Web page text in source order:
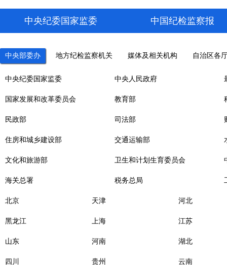
中央纪委国家监委 中国纪检监察报
中央部委办 地方纪检监察机关 媒体及相关机构 自治区各
中央纪委国家监委 中央人民政府
国家发展和改革委员会 教育部
民政部 司法部
住房和城乡建设部 交通运输部
文化和旅游部 卫生和计划生育委员会
海关总署 税务总局
北京 天津 河北
黑龙江 上海 江苏
山东 河南 湖北
四川 贵州 云南